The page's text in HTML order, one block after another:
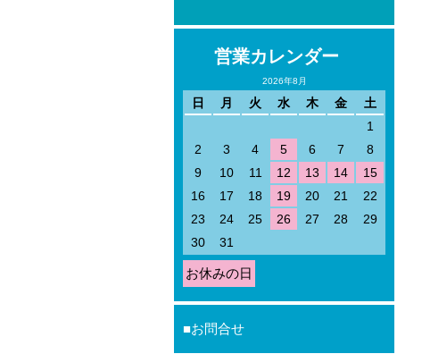
営業カレンダー
2026年8月
日 月 火 水 木 金
土
1
2
3 4 5 6 7
8
9
10 11 12 13 14
15
16
17 18 19 20 21
22
23
24 25 26 27 28
29
30
31
お休みの日
お問合せ